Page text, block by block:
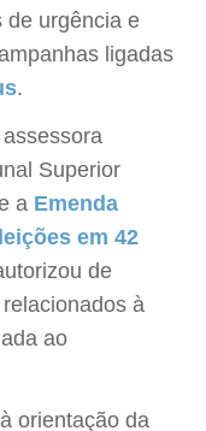
de urgência e
ligadas
.
Superior
a Emenda
em 42
de
à
ao
orientação da